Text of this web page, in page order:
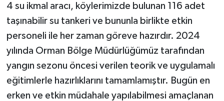
4 su ikmal aracı, köylerimizde bulunan 116 adet
taşınabilir su tankeri ve bununla birlikte etkin
personeli ile her zaman göreve hazırdır. 2024
yılında Orman Bölge Müdürlüğümüz tarafından
yangın sezonu öncesi verilen teorik ve uygulamalı
eğitimlerle hazırlıklarını tamamlamıştır. Bugün en
erken ve etkin müdahale yapılabilmesi amaçlanan